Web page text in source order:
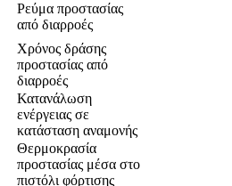
Ρεύμα προστασίας
από διαρροές
Χρόνος δράσης
προστασίας από
διαρροές
Κατανάλωση
ενέργειας σε
κατάσταση αναμονής
Θερμοκρασία
προστασίας μέσα στο
πιστόλι φόρτισης